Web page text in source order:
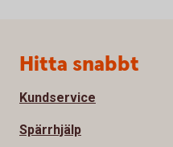
Sidfot
Hitta snabbt
Kundservice
Spärrhjälp